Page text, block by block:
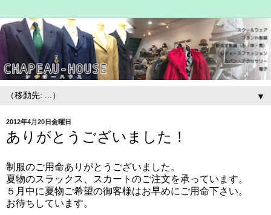
▼
2012年4月20日金曜日
ありがとうございました！
制服のご用命ありがとうございました。
夏物のスラックス、スカートのご注文を承っています。
５月中に夏物ご希望の御客様はお早めにご用命下さい。
お待ちしています。